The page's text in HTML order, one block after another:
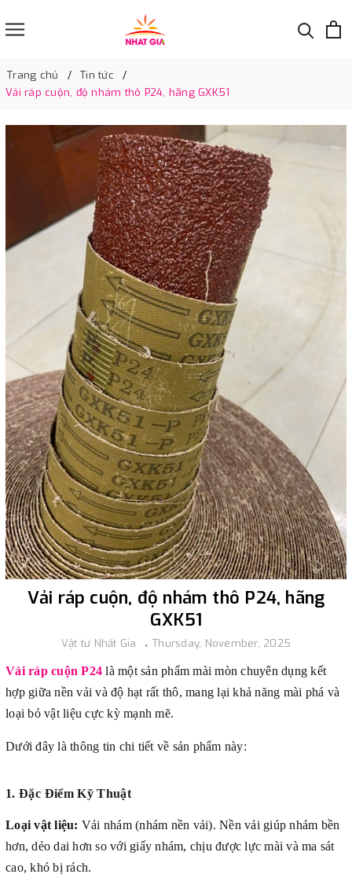
Trang chủ
Tin tức
Vải ráp cuộn, độ nhám thô P24, hãng GXK51
Vải ráp cuộn, độ nhám thô P24, hãng
GXK51
Vật tư Nhất Gia Thursday, November, 2025
Vải ráp cuộn P24 là một sản phẩm mài mòn chuyên dụng kết
hợp giữa nền vải và độ hạt rất thô, mang lại khả năng mài phá và
loại bỏ vật liệu cực kỳ mạnh mẽ.
Dưới đây là thông tin chi tiết về sản phẩm này:
1. Đặc Điểm Kỹ Thuật
Loại vật liệu: Vải nhám (nhám nền vải). Nền vải giúp nhám bền
hơn, dẻo dai hơn so với giấy nhám, chịu được lực mài và ma sát
cao, khó bị rách.